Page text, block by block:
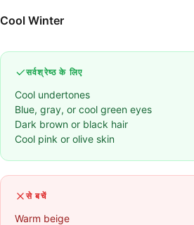
Cool Winter
सर्वश्रेष्ठ के लिए
Cool undertones
Blue, gray, or cool green eyes
Dark brown or black hair
Cool pink or olive skin
से बचें
Warm beige